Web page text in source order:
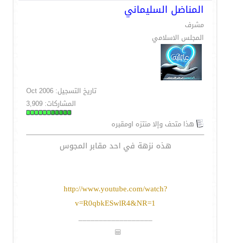
المناضل السليماني
مشرف
المجلس الاسلامي
تاريخ التسجيل: Oct 2006
المشاركات: 3,909
هذا متحف وإلا منتزه اومقبره
هذه نزهة في احد مقابر المجوس
http://www.youtube.com/watch?
v=R0qbkESwlR4&NR=1
__________________